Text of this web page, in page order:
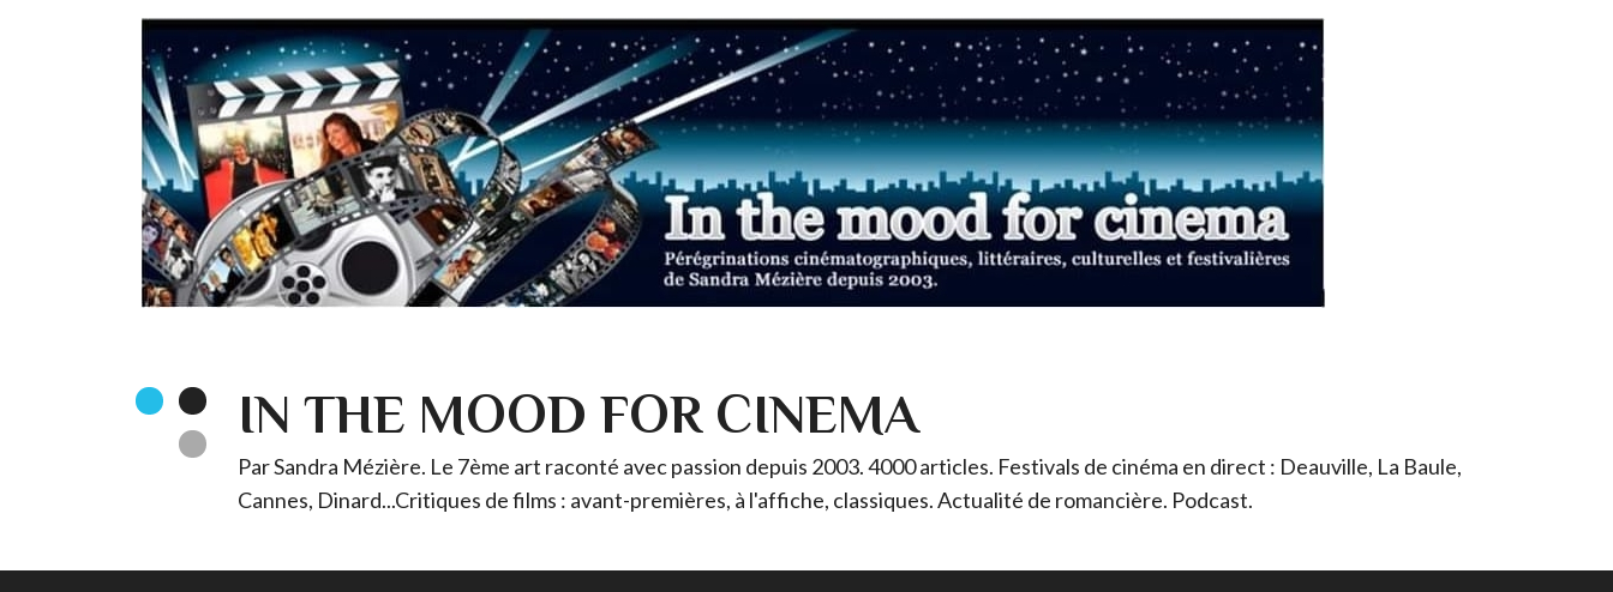
IN THE MOOD FOR CINEMA
Par Sandra Mézière. Le 7ème art raconté avec passion depuis 2003. 4000 articles. Festivals de cinéma en direct : Deauville, La Baule,
Cannes, Dinard...Critiques de films : avant-premières, à l'affiche, classiques. Actualité de romancière. Podcast.